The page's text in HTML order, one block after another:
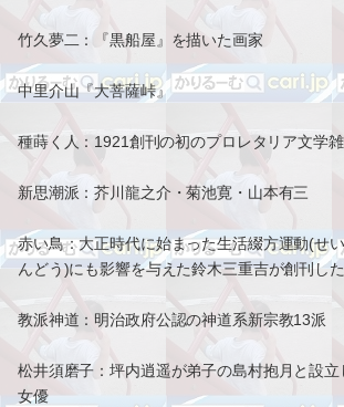
竹久夢二：『黒船屋』を描いた画家
中里介山『大菩薩峠』
種蒔く人：1921創刊の初のプロレタリア文学
新思潮派：芥川龍之介・菊池寛・山本有三
赤い鳥：大正時代に始まった生活綴方運動(せ
んどう)にも影響を与えた鈴木三重吉が創刊し
教派神道：明治政府公認の神道系新宗教13派
松井須磨子：坪内逍遥が弟子の島村抱月と設
女優